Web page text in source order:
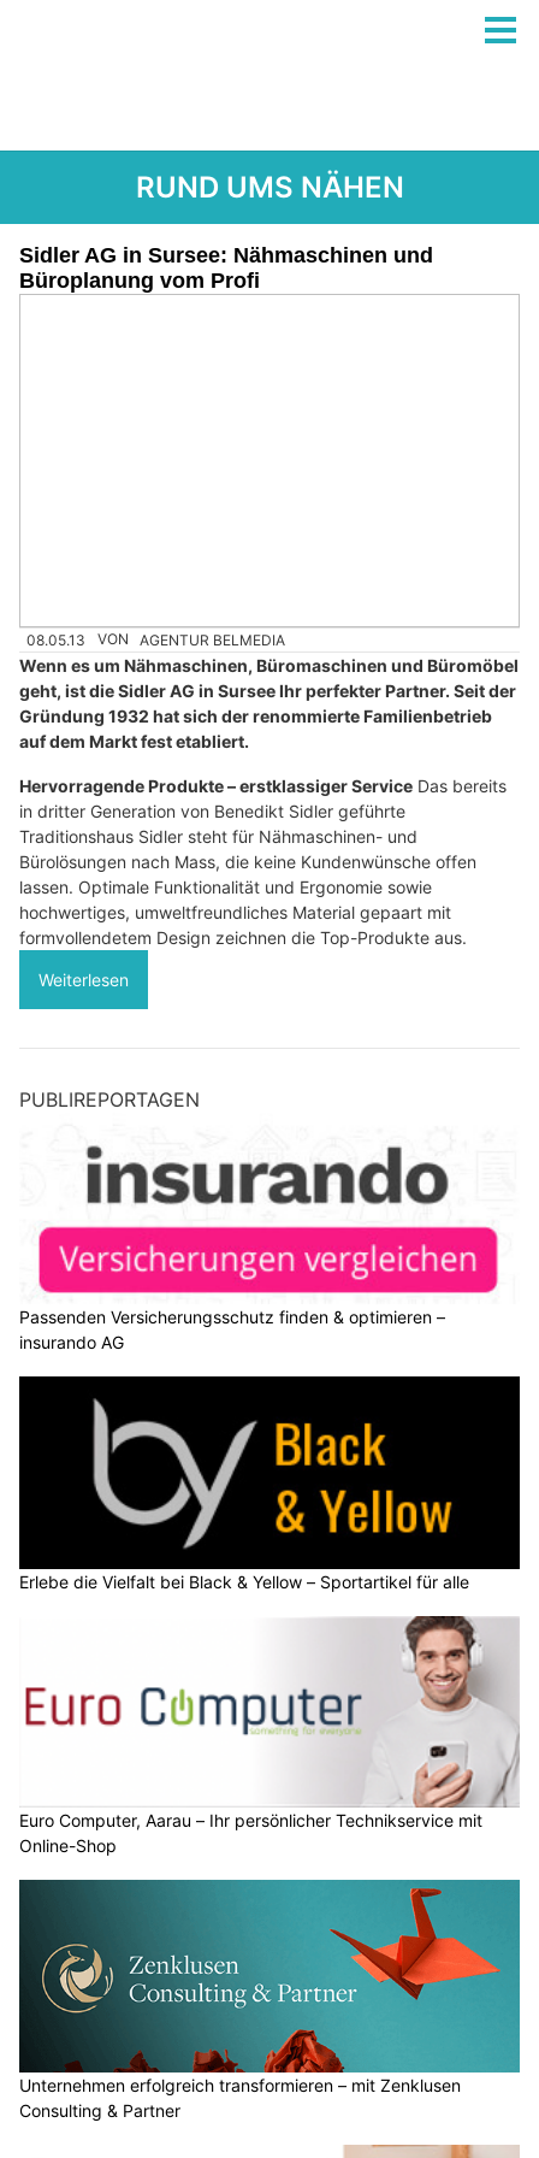
RUND UMS NÄHEN
Sidler AG in Sursee: Nähmaschinen und
Büroplanung vom Profi
08.05.13 VON AGENTUR BELMEDIA
Wenn es um Nähmaschinen, Büromaschinen und Büromöbel
geht, ist die Sidler AG in Sursee Ihr perfekter Partner. Seit der
Gründung 1932 hat sich der renommierte Familienbetrieb
auf dem Markt fest etabliert.
Hervorragende Produkte – erstklassiger Service Das bereits
in dritter Generation von Benedikt Sidler geführte
Traditionshaus Sidler steht für Nähmaschinen- und
Bürolösungen nach Mass, die keine Kundenwünsche offen
lassen. Optimale Funktionalität und Ergonomie sowie
hochwertiges, umweltfreundliches Material gepaart mit
formvollendetem Design zeichnen die Top-Produkte aus.
Weiterlesen
PUBLIREPORTAGEN
Passenden Versicherungsschutz finden & optimieren –
insurando AG
Erlebe die Vielfalt bei Black & Yellow – Sportartikel für alle
Euro Computer, Aarau – Ihr persönlicher Technikservice mit
Online-Shop
Unternehmen erfolgreich transformieren – mit Zenklusen
Consulting & Partner